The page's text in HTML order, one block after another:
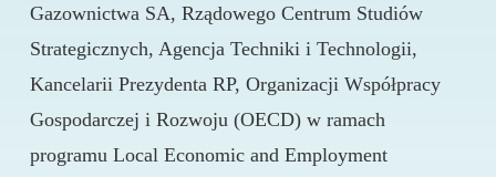
Gazownictwa SA, Rządowego Centrum Studiów
Strategicznych, Agencja Techniki i Technologii,
Kancelarii Prezydenta RP, Organizacji Współpracy
Gospodarczej i Rozwoju (OECD) w ramach
programu Local Economic and Employment